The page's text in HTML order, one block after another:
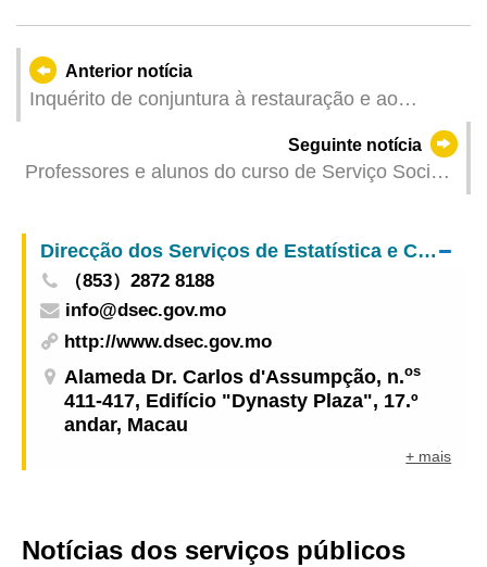
Anterior notícia
Inquérito de conjuntura à restauração e ao
comércio a retalho referente a Fevereiro de 2023
Seguinte notícia
Professores e alunos do curso de Serviço Social
visita a Hengqin para um melhor conhecimento e
intercâmbio
Direcção dos Serviços de Estatística e Censos
（853）2872 8188
info@dsec.gov.mo
http://www.dsec.gov.mo
Alameda Dr. Carlos d'Assumpção, n.os
411-417, Edifício "Dynasty Plaza", 17.º
andar, Macau
+ mais
Notícias dos serviços públicos